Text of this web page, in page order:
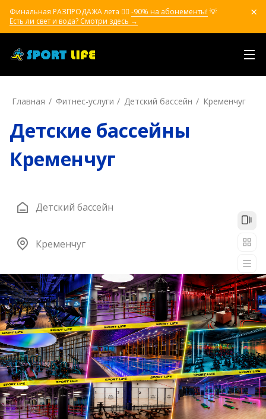
Финальная РАЗПРОДАЖА лета ❤️‍🔥 -90% на абонементы! 💡
Есть ли свет и вода? Смотри здесь →
Главная Фитнес-услуги Детский бассейн Кременчуг
Детские бассейны
Кременчуг
Детский бассейн
Кременчуг